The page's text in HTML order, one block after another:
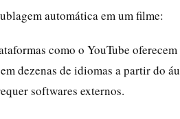
automática em um filme:
como o YouTube
dezenas de idiomas a partir do
softwares externos.